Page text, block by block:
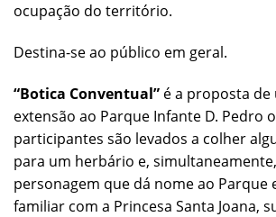
ocupação do território.
Destina-se ao público em geral.
“Botica Conventual” é a proposta de
extensão ao Parque Infante D. Pedro
participantes são levados a colher
para um herbário e,
personagem que dá nome ao Parque
familiar com a Princesa Santa Joana,